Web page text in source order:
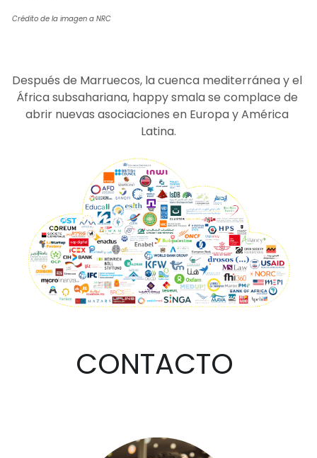
Crédito de la imagen a NRC
Después de Marruecos, la cuenca mediterránea y el
África subsahariana, happy smala se complace de
abrir nuevas asociaciones en Europa y América
Latina.
CONTACTO